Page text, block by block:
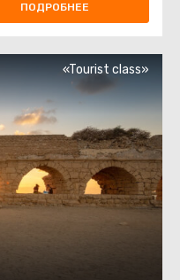
ПОДРОБНЕЕ
«Tourist class»